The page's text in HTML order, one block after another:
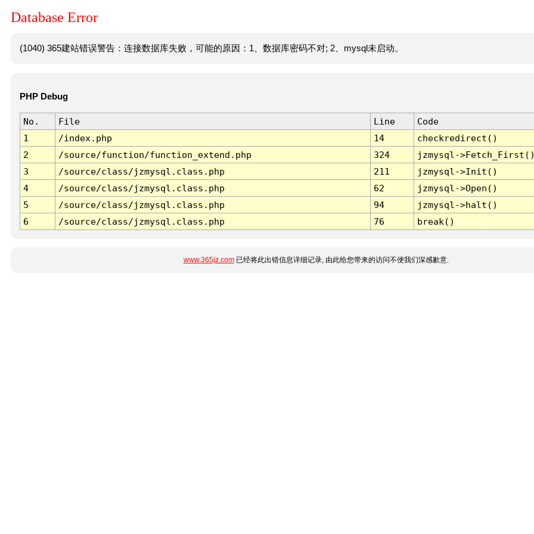
Database Error
(1040) 365建站错误警告：连接数据库失败，可能的原因：1、数据库密码不对; 2、mysql未启动。
PHP Debug
No. File Line
Code
1
/index.php 14
checkredirect()
2
/source/function/function_extend.php 324
jzmysql-
3
/source/class/jzmysql.class.php 211
jzmysql->Init()
4
/source/class/jzmysql.class.php 62
jzmysql->Open()
5
/source/class/jzmysql.class.php 94
jzmysql->halt()
6
/source/class/jzmysql.class.php 76 break()
www.365jz.com已经将此出错信息详细记录, 由此给您带来的访问不便我们深感歉意.